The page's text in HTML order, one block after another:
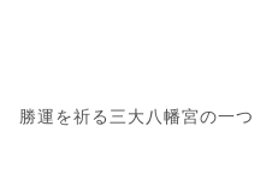
勝運を祈る三大八幡宮の一つ